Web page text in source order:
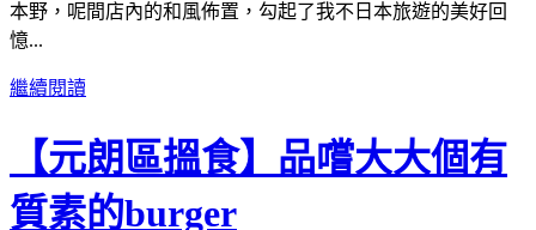
本野，呢間店內的和風佈置，勾起了我不日本旅遊的美好回
憶...
繼續閱讀
【元朗區搵食】品嚐大大個有
質素的burger